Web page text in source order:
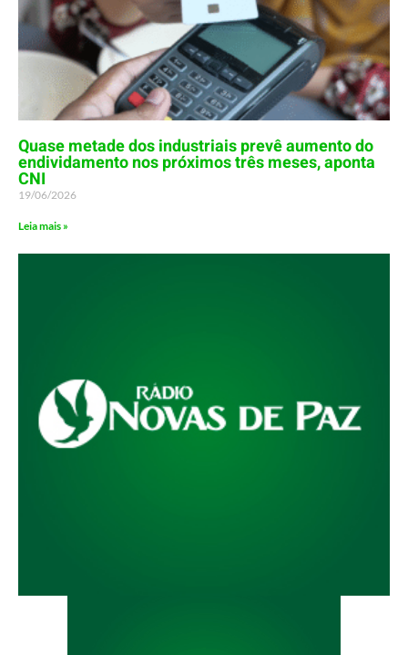
Quase metade dos industriais prevê aumento do
endividamento nos próximos três meses, aponta
CNI
19/06/2026
Leia mais »